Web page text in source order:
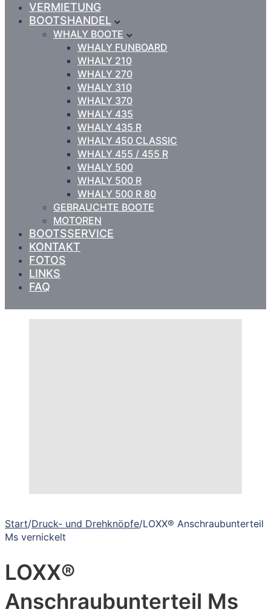
VERMIETUNG
BOOTSHANDEL
WHALY BOOTE
WHALY FUNBOARD
WHALY 210
WHALY 270
WHALY 310
WHALY 370
WHALY 435
WHALY 435 R
WHALY 450 CLASSIC
WHALY 455 / 455 R
WHALY 500
WHALY 500 R
WHALY 500 R 80
GEBRAUCHTE BOOTE
MOTOREN
BOOTSSERVICE
KONTAKT
FOTOS
LINKS
FAQ
Start/Druck- und Drehknöpfe/LOXX® Anschraubunterteil
Ms vernickelt
LOXX®
Anschraubunterteil Ms